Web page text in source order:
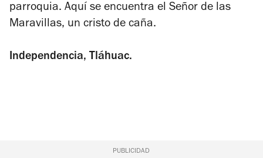
parroquia. Aquí se encuentra el Señor de las
Maravillas, un cristo de caña.
Independencia, Tláhuac.
PUBLICIDAD